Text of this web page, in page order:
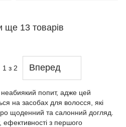
ще 13 товарів
1 з 2 Вперед
попит, адже цей
на засобах для волосся, які
щоденний та салонний догляд.
з першого